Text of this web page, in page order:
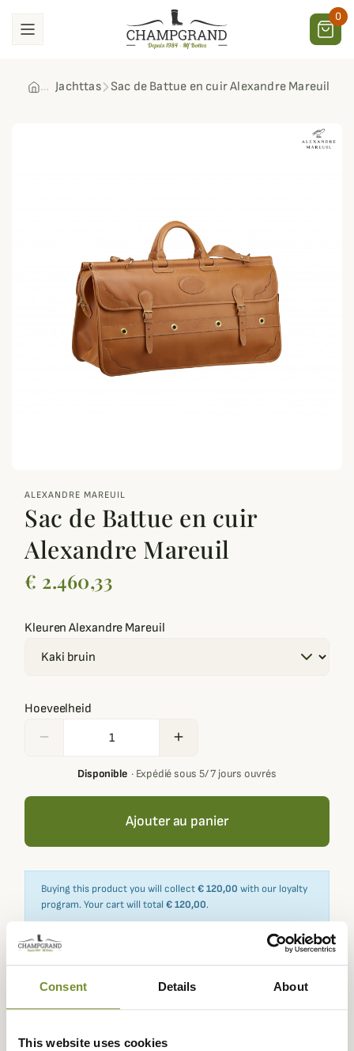
Consent Details About
This website uses cookies
0
Jachttas Sac de Battue en cuir Alexandre Mareuil
ALEXANDRE MAREUIL
Sac de Battue en cuir
Alexandre Mareuil
€ 2.460,33
Kleuren Alexandre Mareuil
Hoeveelheid
remove add
Disponible· Expédié sous 5/ 7 jours ouvrés
Ajouter au panier
Buying this product you will collect€ 120,00 with our loyalty
program. Your cart will total € 120,00.
Expédié dans
la journée
Échange ou
retour sous
Paiement
Paiement en